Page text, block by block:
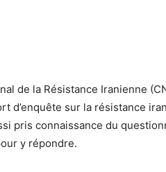
de la Résistance Iranienne
d’enquête sur la résistance
pris connaissance du
y répondre.